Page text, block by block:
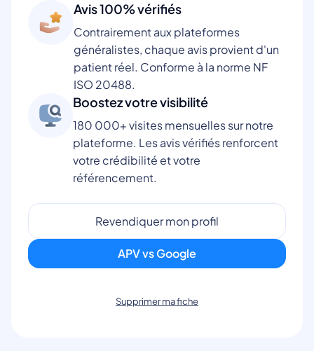
Avis 100% vérifiés
Contrairement aux plateformes
généralistes, chaque avis provient d'un
patient réel. Conforme à la norme NF
ISO 20488.
Boostez votre visibilité
180 000+ visites mensuelles sur notre
plateforme. Les avis vérifiés renforcent
votre crédibilité et votre
référencement.
Revendiquer mon profil
APV vs Google
Supprimer ma fiche